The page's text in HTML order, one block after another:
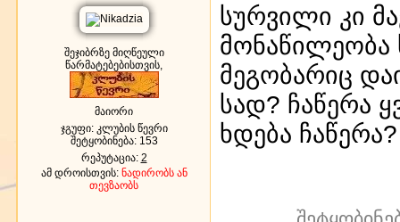
შეჯიბრზე მიღწეული
წარმატებებისთვის,
მაიორი
ჯგუფი: კლუბის წევრი
შეტყობინება: 153
რეპუტაცია: 2
ამ დროისთვის: ნადირობს ან
თევზაობს
სურვილი კი
მონაწილეობა
მეგობარიც
სად? ჩაწერა
ხდება ჩაწერა?